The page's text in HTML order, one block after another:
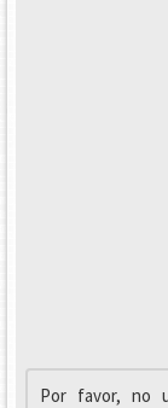
Por favor, no